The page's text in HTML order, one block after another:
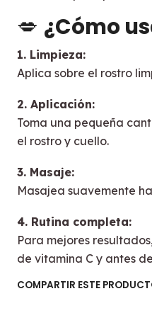
💋 ¿Cómo
1. Limpieza:
Aplica sobre el rostro
2. Aplicación:
Toma una pequeña
el rostro y cuello.
3. Masaje:
Masajea suavemente
4. Rutina completa:
Para mejores
de vitamina C y antes
COMPARTIR ESTE